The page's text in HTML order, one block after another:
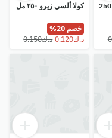
نكهة البطيخ الرائعة 250
كولا ألسي زيرو ٢٥٠ مل
خصم 20%
⁦د.ك0.150⁩